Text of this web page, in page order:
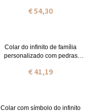
€ 54,30
Colar do infinito de família
personalizado com pedras
quilates
€ 41,19
Colar com símbolo do infinito